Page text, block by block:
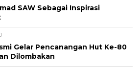
SAW Sebagai Inspirasi
Gelar Pencanangan Hut Ke-80
Dilombakan